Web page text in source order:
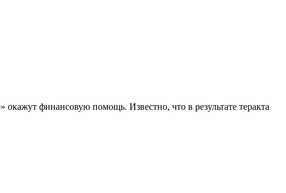
финансовую помощь. Известно, что в результате теракта